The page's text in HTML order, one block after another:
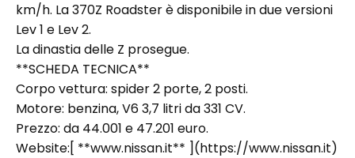
km/h. La 370Z Roadster è disponibile in due versioni
Lev 1 e Lev 2.
La dinastia delle Z prosegue.
**SCHEDA TECNICA**
Corpo vettura: spider 2 porte, 2 posti.
Motore: benzina, V6 3,7 litri da 331 CV.
Prezzo: da 44.001 e 47.201 euro.
Website:[ **www.nissan.it** ](https://www.nissan.it)